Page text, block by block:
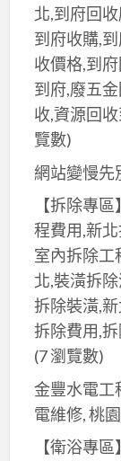
北,到府回
到府收購,
收價格,到
到府,廢五
收,資源回
覽數)
網站變慢先
【拆除專區】
程費用,新
室內拆除工
北,裝潢拆
拆除裝潢,
拆除費用,
(7 瀏覽數)
金豐水電工
電維修, 桃
【衛浴專區】